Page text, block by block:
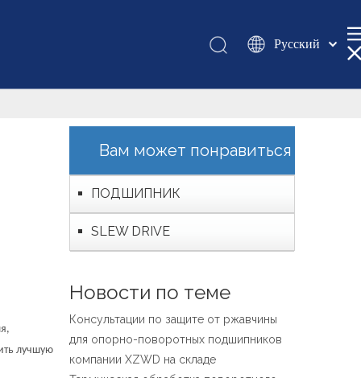
Pусский
românesc
Português
العربية
лучшую
Вам может понравиться
ПОДШИПНИК
SLEW DRIVE
Новости по теме
Консультации по защите от ржавчины
для опорно-поворотных подшипников
компании XZWD на складе